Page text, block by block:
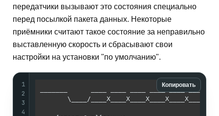
передатчики вызывают это состояния специально
перед посылкой пакета данных. Некоторые
приёмники считают такое состояние за неправильно
выставленную скорость и сбрасывают свои
настройки на установки "по умолчанию".
Копировать
1
2
3
4
_______      ____ ____ ____ ____ ____ ____
\____/